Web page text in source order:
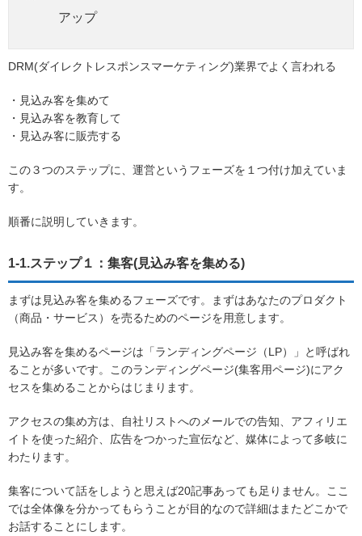
アップ
DRM(ダイレクトレスポンスマーケティング)業界でよく言われる
・見込み客を集めて
・見込み客を教育して
・見込み客に販売する
この３つのステップに、運営というフェーズを１つ付け加えていま
す。
順番に説明していきます。
1-1.ステップ１：集客(見込み客を集める)
まずは見込み客を集めるフェーズです。まずはあなたのプロダクト
（商品・サービス）を売るためのページを用意します。
見込み客を集めるページは「ランディングページ（LP）」と呼ばれ
ることが多いです。このランディングページ(集客用ページ)にアク
セスを集めることからはじまります。
アクセスの集め方は、自社リストへのメールでの告知、アフィリエ
イトを使った紹介、広告をつかった宣伝など、媒体によって多岐に
わたります。
集客について話をしようと思えば20記事あっても足りません。ここ
では全体像を分かってもらうことが目的なので詳細はまたどこかで
お話することにします。